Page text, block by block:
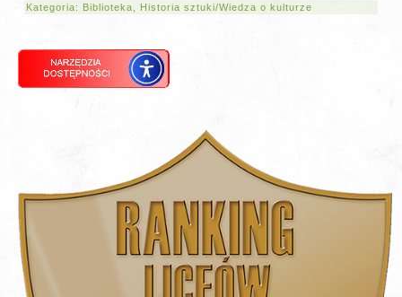
Kategoria: Biblioteka Historia sztuki/Wiedza o kulturze